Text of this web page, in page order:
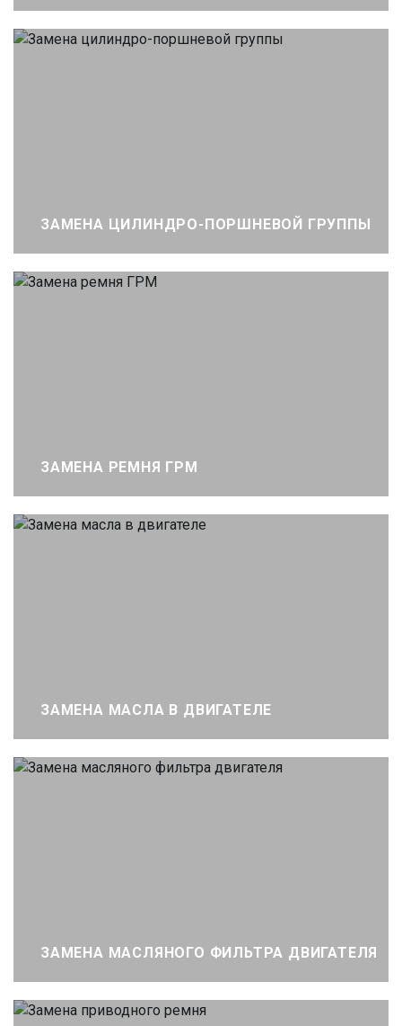
ЗАМЕНА ЦИЛИНДРО-ПОРШНЕВОЙ ГРУППЫ
ЗАМЕНА РЕМНЯ ГРМ
ЗАМЕНА МАСЛА В ДВИГАТЕЛЕ
ЗАМЕНА МАСЛЯНОГО ФИЛЬТРА ДВИГАТЕЛЯ